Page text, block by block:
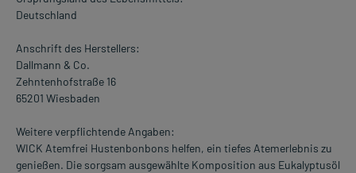
Deutschland
Anschrift des Herstellers:
Dallmann & Co.
Zehntenhofstraße 16
65201 Wiesbaden
Weitere verpflichtende Angaben:
WICK Atemfrei Hustenbonbons helfen, ein tiefes Atemerlebnis zu
genießen. Die sorgsam ausgewählte Komposition aus Eukalyptusöl